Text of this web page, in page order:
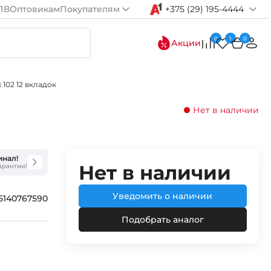
ОптовикамПокупателям +375 (29) 195-4444
Акции 0 1 0
12 вкладок
Нет в наличии
Нет в наличии
Уведомить о наличии
Подобрать аналог